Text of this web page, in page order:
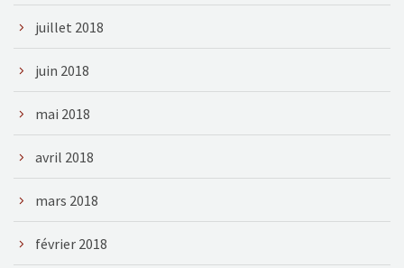
juillet 2018
juin 2018
mai 2018
avril 2018
mars 2018
février 2018